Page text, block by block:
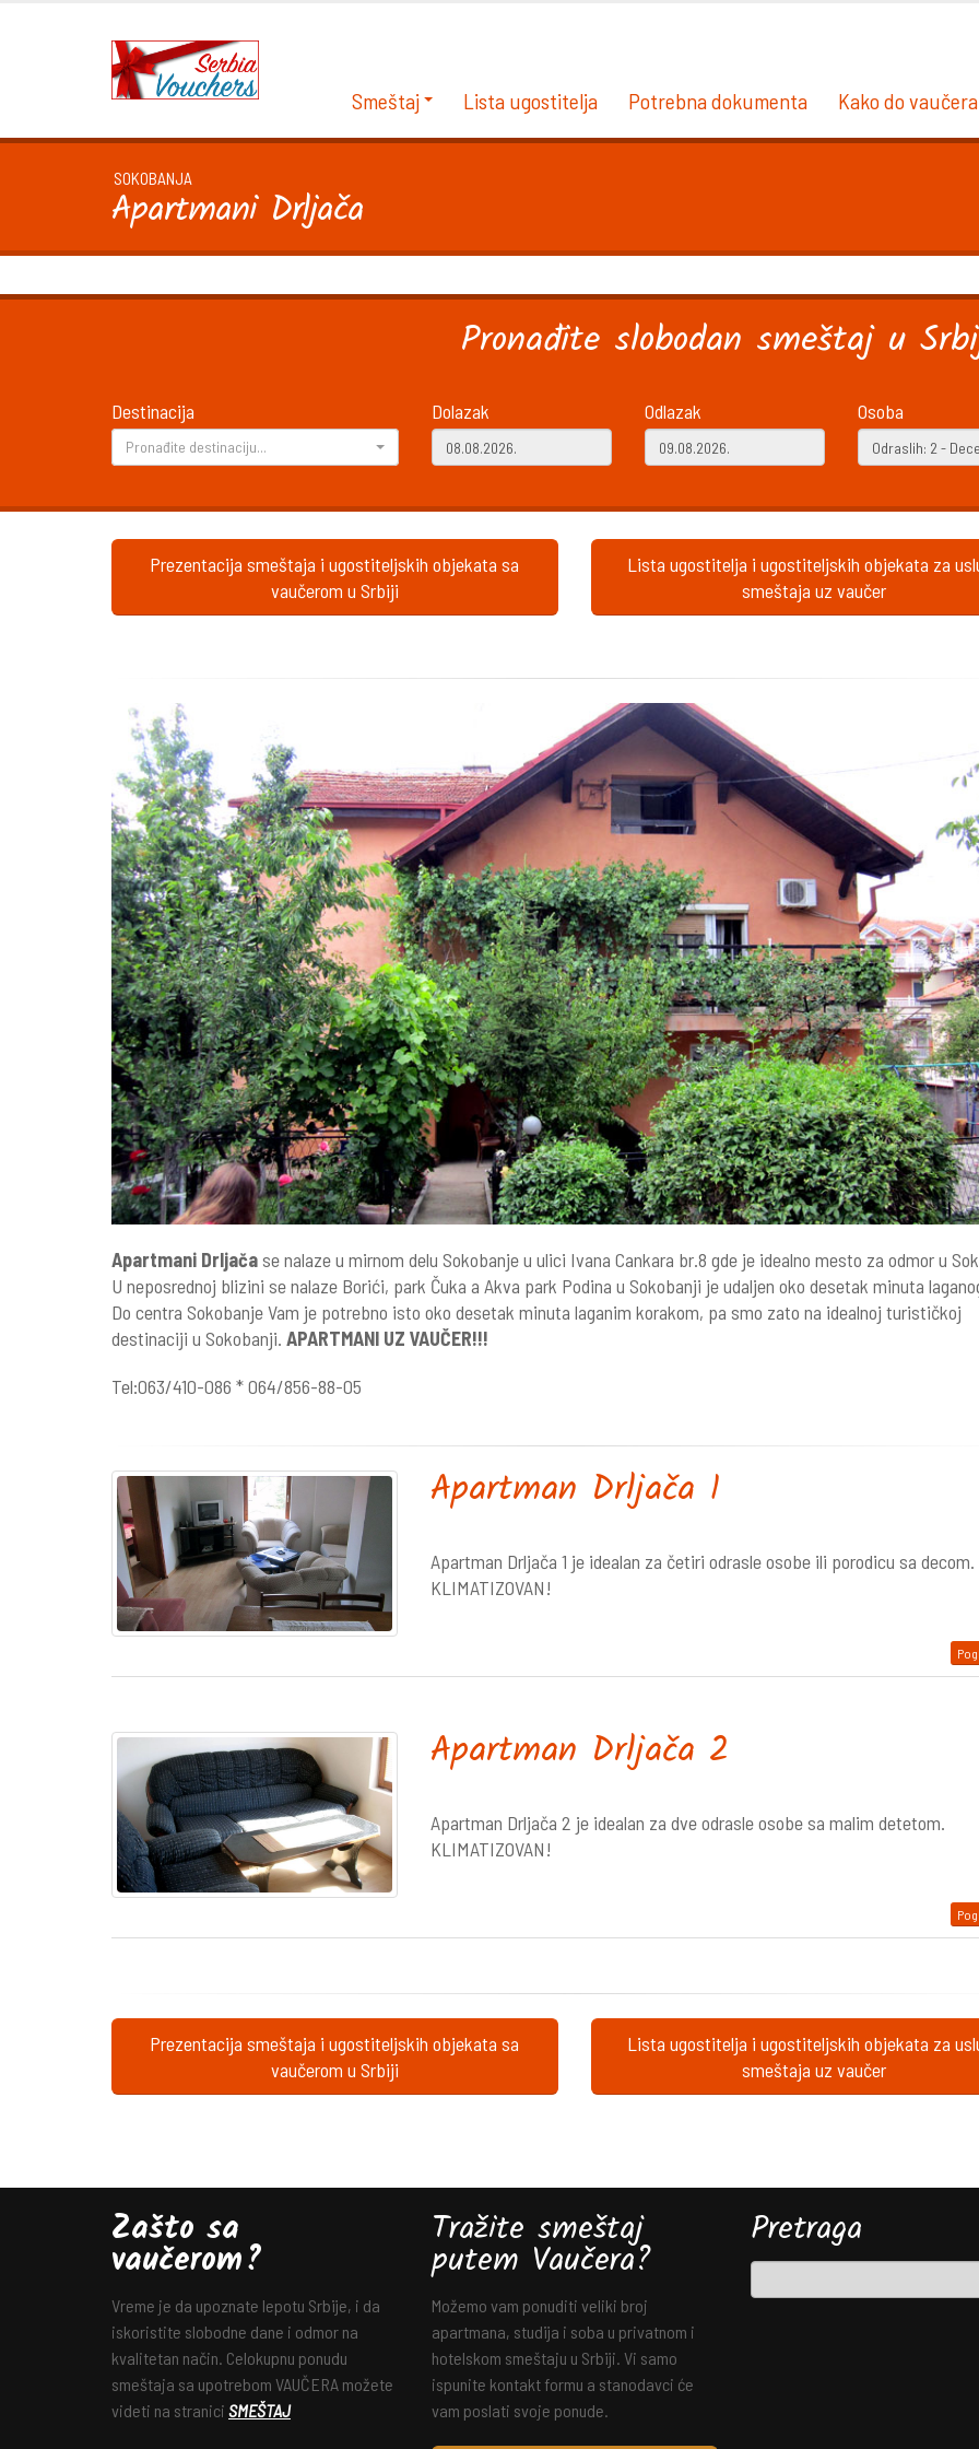
Smeštaj Lista ugostitelja Potrebna dokumenta Kako do vaučera
SOKOBANJA
Apartmani Drljača
Pronađite slobodan smeštaj u
Destinacija
Pronađite destinaciju...
Dolazak Odlazak Osoba
Prezentacija smeštaja i ugostiteljskih objekata sa
vaučerom u Srbiji
Lista ugostitelja i ugostiteljskih objekata za
smeštaja uz vaučer
Apartmani Drljačase nalaze u mirnom delu Sokobanje u ulici Ivana Cankara br.8 gde je idealno mesto za odmor u
U neposrednoj blizini se nalaze Borići, park Čuka a Akva park Podina u Sokobanji je udaljen oko desetak minuta
Do centra Sokobanje Vam je potrebno isto oko desetak minuta laganim korakom, pa smo zato na idealnoj turističkoj
destinaciji u Sokobanji. APARTMANI UZ VAUČER!!!
Tel:063/410-086 * 064/856-88-05
Apartman Drljača 1
Apartman Drljača 1 je idealan za četiri odrasle osobe ili porodicu sa decom.
KLIMATIZOVAN!
Apartman Drljača 2
Apartman Drljača 2 je idealan za dve odrasle osobe sa malim detetom.
KLIMATIZOVAN!
Prezentacija smeštaja i ugostiteljskih objekata sa
vaučerom u Srbiji
Lista ugostitelja i ugostiteljskih objekata za
smeštaja uz vaučer
Zašto sa
vaučerom?
Vreme je da upoznate lepotu Srbije, i da
iskoristite slobodne dane i odmor na
kvalitetan način. Celokupnu ponudu
smeštaja sa upotrebom VAUČERA možete
videti na stranici SMEŠTAJ
Tražite smeštaj
putem Vaučera?
Možemo vam ponuditi veliki broj
apartmana, studija i soba u privatnom i
hotelskom smeštaju u Srbiji. Vi samo
ispunite kontakt formu a stanodavci će
vam poslati svoje ponude.
Pretraga